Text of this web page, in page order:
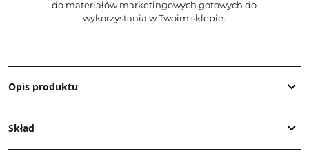
do materiałów marketingowych gotowych do
wykorzystania w Twoim sklepie.
Opis produktu
Skład